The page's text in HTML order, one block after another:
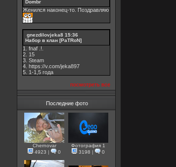
Dombr
Женился наконец-то. Поздравляю
gnezdilovjeka8 15:36
Набор в клан [PaTRoN]
1. fnaf .!.
2. 15
3. Steam
4. https://v.com/jeka897
5. 1-1,5 годa
посмотреть все
Последние фото
Chernovar
4923 | 0
Фотография 1
3198 | 0